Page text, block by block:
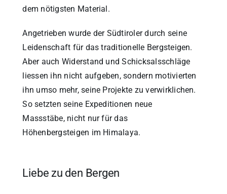
dem nötigsten Material.
Angetrieben wurde der Südtiroler durch seine
Leidenschaft für das traditionelle Bergsteigen.
Aber auch Widerstand und Schicksalsschläge
liessen ihn nicht aufgeben, sondern motivierten
ihn umso mehr, seine Projekte zu verwirklichen.
So setzten seine Expeditionen neue
Massstäbe, nicht nur für das
Höhenbergsteigen im Himalaya.
Liebe zu den Bergen